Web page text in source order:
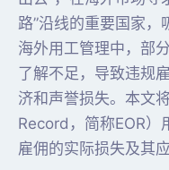
路”沿线的重要国家
海外用工管理中，部
了解不足，导致违规
济和声誉损失。本文
Record，简称EOR）
雇佣的实际损失及其应